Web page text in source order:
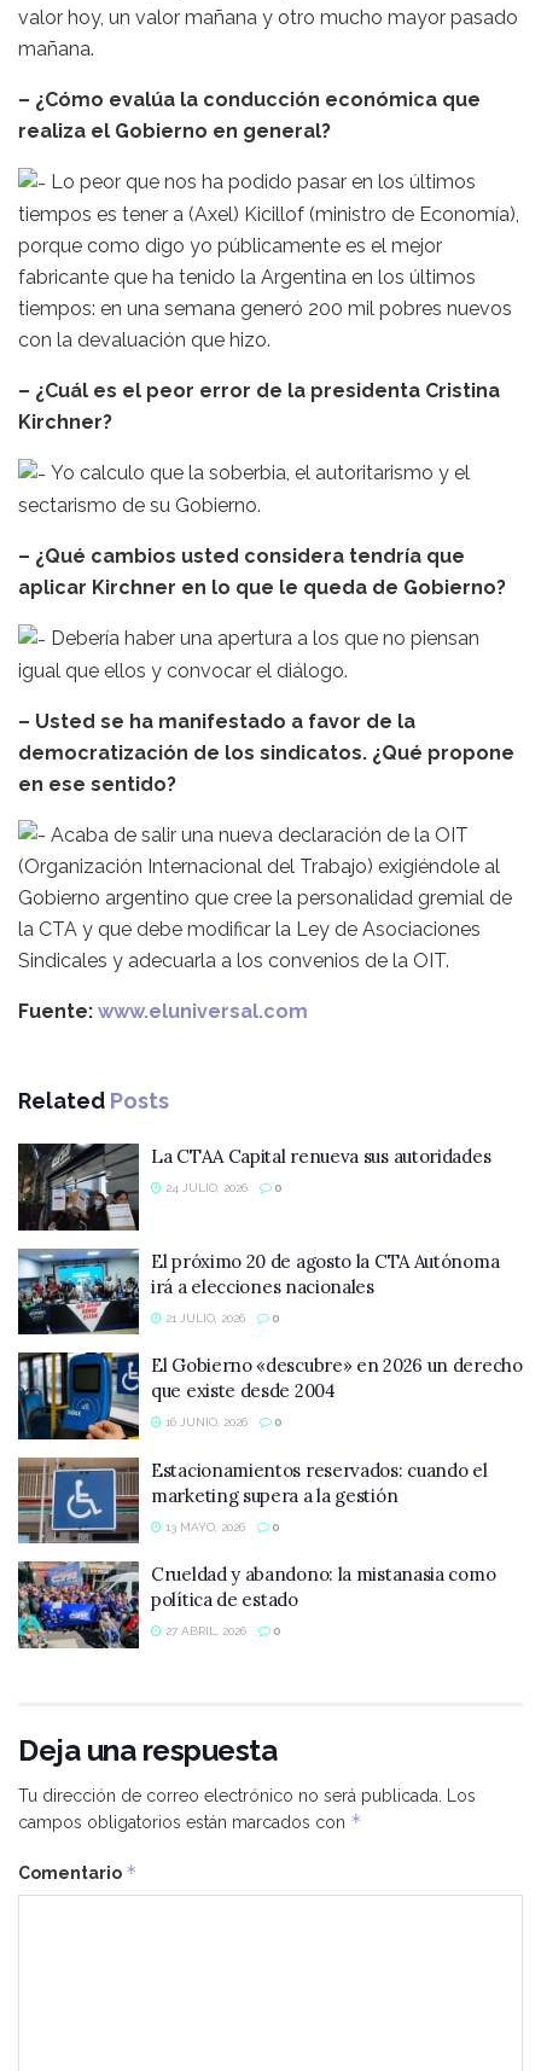
valor hoy, un valor mañana y otro mucho mayor pasado
mañana.
– ¿Cómo evalúa la conducción económica que
realiza el Gobierno en general?
Lo peor que nos ha podido pasar en los últimos
tiempos es tener a (Axel) Kicillof (ministro de Economía),
porque como digo yo públicamente es el mejor
fabricante que ha tenido la Argentina en los últimos
tiempos: en una semana generó 200 mil pobres nuevos
con la devaluación que hizo.
– ¿Cuál es el peor error de la presidenta Cristina
Kirchner?
Yo calculo que la soberbia, el autoritarismo y el
sectarismo de su Gobierno.
– ¿Qué cambios usted considera tendría que
aplicar Kirchner en lo que le queda de Gobierno?
Debería haber una apertura a los que no piensan
igual que ellos y convocar el diálogo.
– Usted se ha manifestado a favor de la
democratización de los sindicatos. ¿Qué propone
en ese sentido?
Acaba de salir una nueva declaración de la OIT
(Organización Internacional del Trabajo) exigiéndole al
Gobierno argentino que cree la personalidad gremial de
la CTA y que debe modificar la Ley de Asociaciones
Sindicales y adecuarla a los convenios de la OIT.
Fuente: www.eluniversal.com
Related Posts
La CTAA Capital renueva sus autoridades
24 JULIO, 2026 0
El próximo 20 de agosto la CTA Autónoma
irá a elecciones nacionales
21 JULIO, 2026 0
El Gobierno «descubre» en 2026 un derecho
que existe desde 2004
16 JUNIO, 2026 0
Estacionamientos reservados: cuando el
marketing supera a la gestión
13 MAYO, 2026 0
Crueldad y abandono: la mistanasia como
política de estado
27 ABRIL, 2026 0
Deja una respuesta
Tu dirección de correo electrónico no será publicada.
Los
campos obligatorios están marcados con *
Comentario *